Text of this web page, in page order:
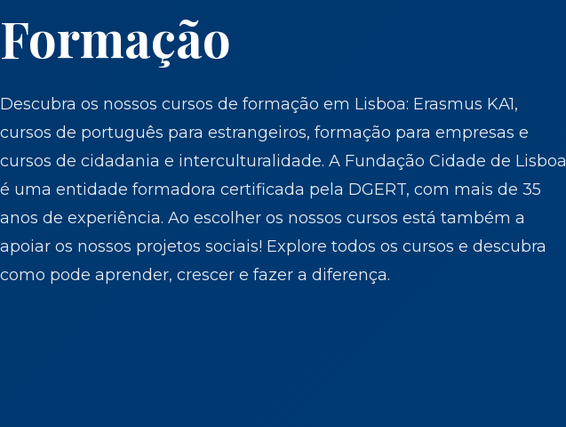
Formação
Descubra os nossos cursos de formação em Lisboa: Erasmus KA1,
cursos de português para estrangeiros, formação para empresas e
cursos de cidadania e interculturalidade. A Fundação Cidade de Lisboa
é uma entidade formadora certificada pela DGERT, com mais de 35
anos de experiência. Ao escolher os nossos cursos está também a
apoiar os nossos projetos sociais! Explore todos os cursos e descubra
como pode aprender, crescer e fazer a diferença.